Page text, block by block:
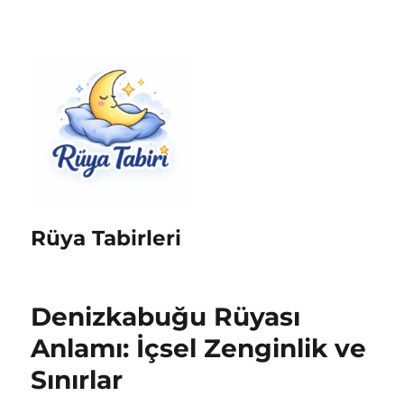
Rüya Tabirleri
Denizkabuğu Rüyası
Anlamı: İçsel Zenginlik ve
Sınırlar